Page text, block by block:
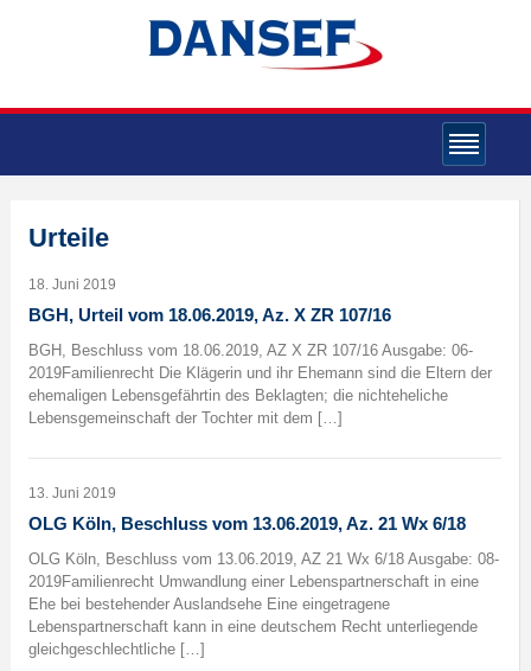
Urteile
18. Juni 2019
BGH, Urteil vom 18.06.2019, Az. X ZR 107/16
BGH, Beschluss vom 18.06.2019, AZ X ZR 107/16 Ausgabe: 06-
2019Familienrecht Die Klägerin und ihr Ehemann sind die Eltern der
ehemaligen Lebensgefährtin des Beklagten; die nichteheliche
Lebensgemeinschaft der Tochter mit dem […]
13. Juni 2019
OLG Köln, Beschluss vom 13.06.2019, Az. 21 Wx 6/18
OLG Köln, Beschluss vom 13.06.2019, AZ 21 Wx 6/18 Ausgabe: 08-
2019Familienrecht Umwandlung einer Lebenspartnerschaft in eine
Ehe bei bestehender Auslandsehe Eine eingetragene
Lebenspartnerschaft kann in eine deutschem Recht unterliegende
gleichgeschlechtliche […]